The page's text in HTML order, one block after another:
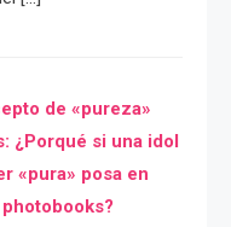
de «pureza»
¿Porqué si una idol
«pura» posa en